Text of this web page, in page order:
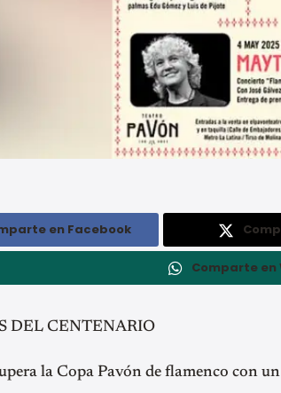
en Facebook
Comparte
DEL CENTENARIO
la Copa Pavón de flamenco con